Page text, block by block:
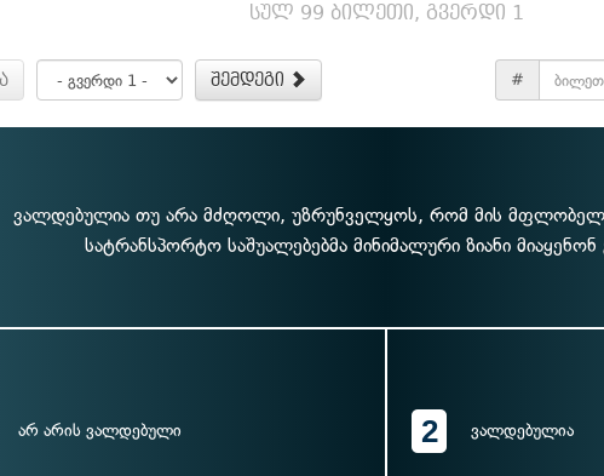
სულ 99 ბილეთი, გვერდი 1
შემდეგი #
ვალდებულია თუ არა მძღოლი, უზრუნველყოს, რომ მის
სატრანსპორტო საშუალებებმა მინიმალური ზიანი
არ არის ვალდებული 2 ვალდებულია